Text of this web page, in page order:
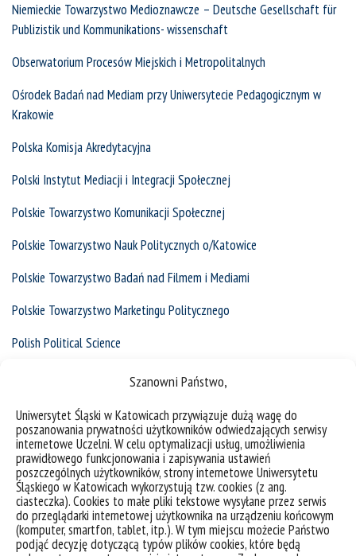
Szanowni Państwo,
Uniwersytet Śląski w Katowicach przywiązuje dużą wagę do
poszanowania prywatności użytkowników odwiedzających serwisy
internetowe Uczelni. W celu optymalizacji usług, umożliwienia
prawidłowego funkcjonowania i zapisywania ustawień
poszczególnych użytkowników, strony internetowe Uniwersytetu
Śląskiego w Katowicach wykorzystują tzw. cookies (z ang.
ciasteczka). Cookies to małe pliki tekstowe wysyłane przez serwis
do przeglądarki internetowej użytkownika na urządzeniu końcowym
(komputer, smartfon, tablet, itp.). W tym miejscu możecie Państwo
podjąć decyzję dotyczącą typów plików cookies, które będą
Niemieckie Towarzystwo Medioznawcze – Deutsche Gesellschaft für
Publizistik und Kommunikations- wissenschaft
Obserwatorium Procesów Miejskich i Metropolitalnych
Ośrodek Badań nad Mediam przy Uniwersytecie Pedagogicznym w
Krakowie
Polska Komisja Akredytacyjna
Polski Instytut Mediacji i Integracji Społecznej
Polskie Towarzystwo Komunikacji Społecznej
Polskie Towarzystwo Nauk Politycznych o/Katowice
Polskie Towarzystwo Badań nad Filmem i Mediami
Polskie Towarzystwo Marketingu Politycznego
Polish Political Science
Polskie Towarzystwo Nauk Politycznych
Polskie Towarzystwo Socjologiczne
Polskie Towarzystwo Ludoznawcze
Polskie Towarzystwo Familiologiczne
Polskie Radio Katowice
Polska Akademia Nauk